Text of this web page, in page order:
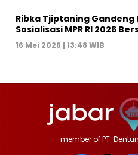
Ribka Tjiptaning Gandeng
Sosialisasi MPR RI 2026
16 Mei 2026 | 13:48 WIB
member of PT.